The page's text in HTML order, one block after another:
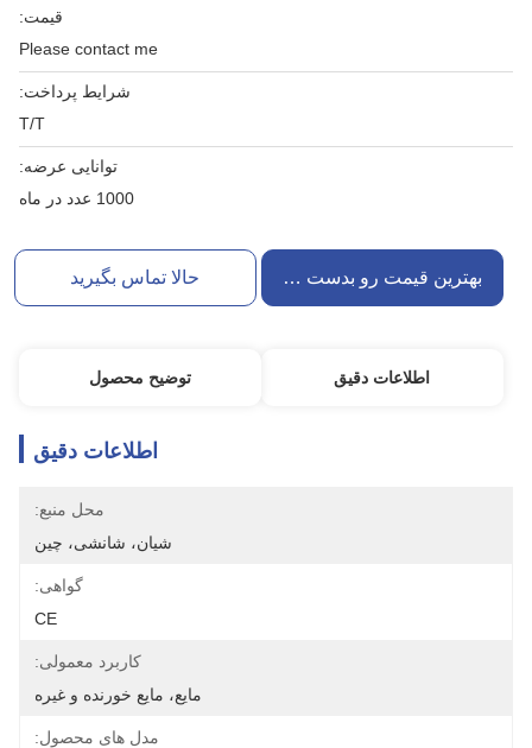
قیمت:
Please contact me
شرایط پرداخت:
T/T
توانایی عرضه:
1000 عدد در ماه
بهترین قیمت رو بدست بیار حالا تماس بگیرید
اطلاعات دقیق توضیح محصول
اطلاعات دقیق
محل منبع:
شیان، شانشی، چین
گواهی:
CE
کاربرد معمولی:
مایع، مایع خورنده و غیره
مدل های محصول: